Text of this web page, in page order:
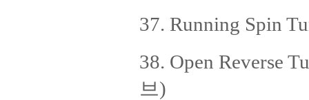
37. Running Spin
38. Open Reverse
브)